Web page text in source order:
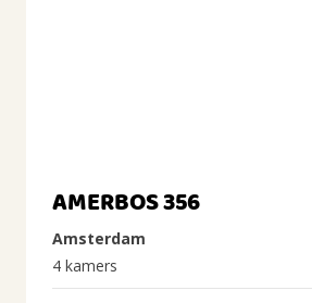
AMERBOS 356
Amsterdam
4 kamers